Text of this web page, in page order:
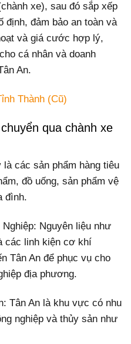
xe), sau đó sắp xếp
định, đảm bảo an toàn và
và giá cước hợp lý,
cá nhân và doanh
An.
Thành (Cũ)
qua chành xe
là các sản phẩm hàng tiêu
đồ uống, sản phẩm vệ
đình.
Nguyên liệu như
các linh kiện cơ khí
Tân An để phục vụ cho
địa phương.
Tân An là khu vực có nhu
nghiệp và thủy sản như